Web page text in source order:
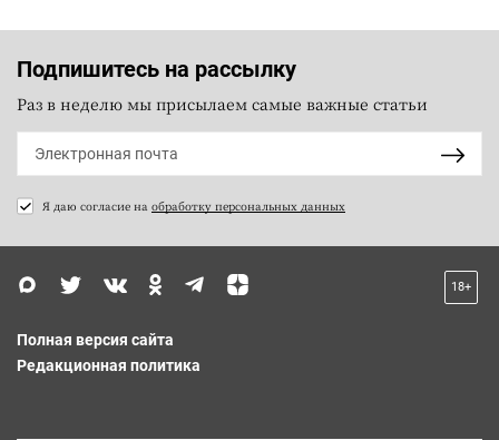
Подпишитесь на рассылку
Раз в неделю мы присылаем самые важные статьи
Я даю согласие на обработку персональных данных
18+
Полная версия сайта
Редакционная политика